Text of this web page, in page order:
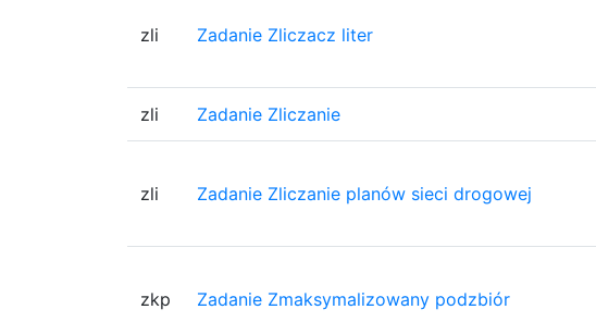
zli Zadanie Zliczacz liter
zli Zadanie Zliczanie
zli Zadanie Zliczanie planów sieci drogowej
zkp Zadanie Zmaksymalizowany podzbiór